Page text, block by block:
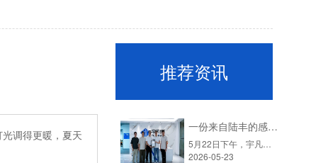
调得更暖，夏天
推荐资讯
一份来自陆丰的感谢信，见证宇凡微的社会责任之路
5月22日下午，宇凡微迎来了一批特殊的客人。他们是深圳派驻陆丰帮扶工作队的代表：深圳市驻陆丰市河东镇帮扶工作队队长廖雁平（罗湖笋岗街道办副主任）、队员王敏（深圳市政协办公厅一级主任科员）、队员陶龙城（罗湖医院集团）。▲左一深圳市政协办公厅一级主任科员王敏、右二深圳罗湖笋岗街道办副主任廖雁平、右一......
2026-05-23